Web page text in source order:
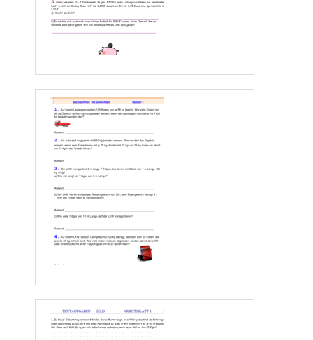
www.Klassenarbeiten.de  – Seite
2. Max fährt mit dem Moped um 8:30 von Ried nach Bad Ischl mit 42 km/h weg.
Um 10.00 ist er noch 17 km von Bad Ischl entfernt. Berechne die Entfernung Ried -
Bad Ischl!
Wie viel km/min und m/s sind das? Runde auf Hundertstel!
Antwort: ____________________________________________________
4. Die Wiener U- Bahn legt eine 18 km lange Strecke in 32 Minuten zurück.
Wie viel km/min und km/h sind dies?
5. In 25 Minuten legt ein Personenauto 23 km 750 m zurück.
Ein LKW legt in der Minute um 475 m weniger als das Personenauto zurück.
          8:15 wegfährt?
Anleitung: Berechne zuerst wie viele Meter das Personenauto in der Minute zurücklegt!
Antwort: ____________________________________________________